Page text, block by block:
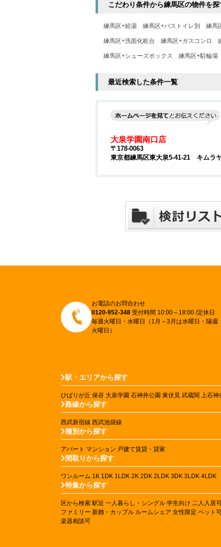
こだわり条件から練馬区の物件を探
練馬区+給湯 練馬区+バストイレ別 練馬
練馬区+洗面化粧台 練馬区+ガスコンロ
練馬区+シューズボックス 練馬区+駐輪場
最近検索した条件一覧
大泉学園南口店
〒178-0063
東京都練馬区東大泉5-41-21 キムラ
お電話のお問合わせ
0120-952-348 受付時間 10:00～18:00 /定休日
毎週火曜日・水曜日（1月～3月は水曜日・隔週
火曜日）
駅・エリアから探す
ひばりが丘 保谷 大泉学園 石神井公園 東伏見 武蔵関 上石神
路線から探す
西武新宿線 西武池袋線
種別から探す
アパート マンション 戸建て賃貸・貸家
間取りから探す
ワンルーム 1K 1DK 1LDK 2K 2DK 2LDK 3DK 3LDK 4LDK
特集から探す
区から検索 駅近 一人暮らし・シングル 学生向け 二人入居
ファミリー 新婚・カップル ルームシェア 女性限定 ペット
楽器相談可